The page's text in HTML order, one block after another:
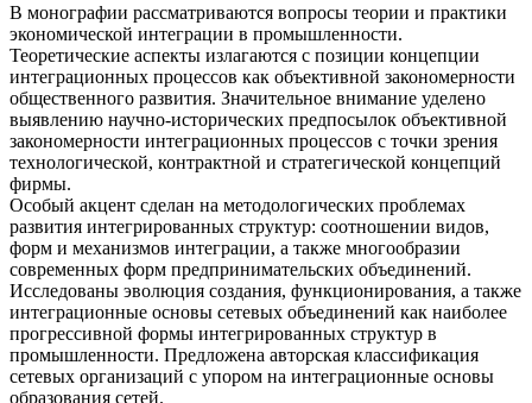
В монографии рассматриваются вопросы теории и практики
экономической интеграции в промышленности.
Теоретические аспекты излагаются с позиции концепции
интеграционных процессов как объективной закономерности
общественного развития. Значительное внимание уделено
выявлению научно-исторических предпосылок объективной
закономерности интеграционных процессов с точки зрения
технологической, контрактной и стратегической концепций
фирмы.
Особый акцент сделан на методологических проблемах
развития интегрированных структур: соотношении видов,
форм и механизмов интеграции, а также многообразии
современных форм предпринимательских объединений.
Исследованы эволюция создания, функционирования, а также
интеграционные основы сетевых объединений как наиболее
прогрессивной формы интегрированных структур в
промышленности. Предложена авторская классификация
сетевых организаций с упором на интеграционные основы
образования сетей.